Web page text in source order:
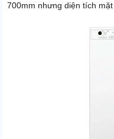
700mm nhưng diện tích mặt